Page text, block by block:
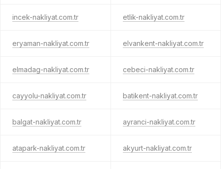
incek-nakliyat.com.tr etlik-nakliyat.com.tr
eryaman-nakliyat.com.tr elvankent-nakliyat.com.tr
elmadag-nakliyat.com.tr cebeci-nakliyat.com.tr
cayyolu-nakliyat.com.tr batikent-nakliyat.com.tr
balgat-nakliyat.com.tr ayranci-nakliyat.com.tr
atapark-nakliyat.com.tr akyurt-nakliyat.com.tr